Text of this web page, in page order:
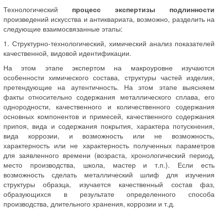
Технологический процесс экспертизы подлинности
произведений искусства и антиквариата, возможно, разделить на
следующие взаимосвязанные этапы:
1. Структурно-технологический, химический анализ показателей
качественной, видовой идентификации.
На этом этапе экспертом на макроуровне изучаются
особенности химического состава, структуры частей изделия,
претендующие на аутентичность. На этом этапе выясняем
факты относительно содержания металлического сплава, его
однородности, качественного и количественного содержания
основных компонентов и примесей, качественного содержания
припоя, вида и содержания покрытия, характера потускнения,
вида коррозии, и возможность или не возможность,
характерность или не характерность полученных параметров
для заявленного времени (возраста, хронологический период,
место производства, школа, мастер и т.п.). Если есть
возможность сделать металлический шлиф для изучения
структуры образца, изучается качественный состав фаз,
образующихся в результате определенного способа
производства, длительного хранения, коррозии и т.д.